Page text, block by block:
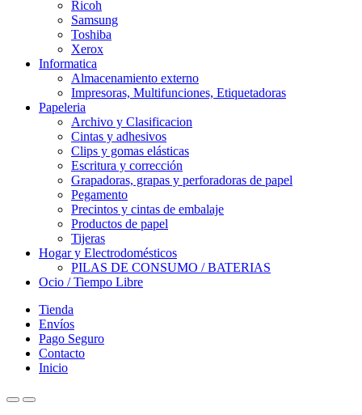
Ricoh
Samsung
Toshiba
Xerox
Informatica
Almacenamiento externo
Impresoras, Multifunciones, Etiquetadoras
Papeleria
Archivo y Clasificacion
Cintas y adhesivos
Clips y gomas elásticas
Escritura y corrección
Grapadoras, grapas y perforadoras de papel
Pegamento
Precintos y cintas de embalaje
Productos de papel
Tijeras
Hogar y Electrodomésticos
PILAS DE CONSUMO / BATERIAS
Ocio / Tiempo Libre
Tienda
Envíos
Pago Seguro
Contacto
Inicio